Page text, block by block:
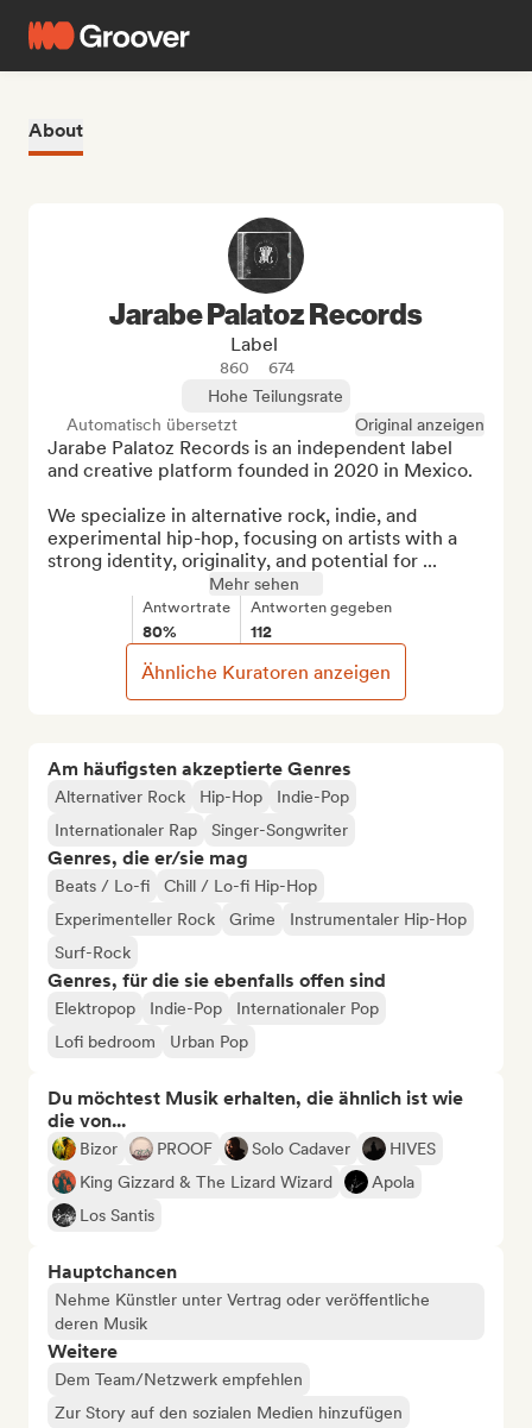
About
Am häufigsten akzeptierte Genres
Alternativer Rock Hip-Hop
Indie-Pop
Internationaler Rap
Singer-Songwriter
Genres, die er/sie mag
Beats / Lo-fi
Chill / Lo-fi Hip-Hop
Experimenteller Rock
Grime
Instrumentaler Hip-Hop
Surf-Rock
Genres, für die sie ebenfalls offen sind
Elektropop Indie-Pop
Internationaler Pop
Lofi bedroom
Urban Pop
Du möchtest Musik erhalten, die ähnlich ist wie
die von...
Bizor PROOF Solo Cadaver
HIVES
King Gizzard & The Lizard Wizard
Apola
Los Santis
Hauptchancen
Nehme Künstler unter Vertrag oder veröffentliche
deren Musik
Weitere
Dem Team/Netzwerk empfehlen
Zur Story auf den sozialen Medien hinzufügen
Jarabe Palatoz Records
Label
860
674
Hohe Teilungsrate
Automatisch übersetzt
Original anzeigen
Jarabe Palatoz Records is an independent label
and creative platform founded in 2020 in Mexico.
We specialize in alternative rock, indie, and
experimental hip-hop, focusing on artists with a
strong identity, originality, and potential for ...
Mehr sehen
Antwortrate
80%
Antworten gegeben
112
Ähnliche Kuratoren anzeigen